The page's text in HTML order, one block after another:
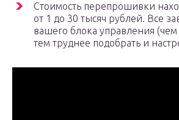
Стоимость перепрошивки
от 1 до 30 тысяч рублей. Все
вашего блока управления
тем труднее подобрать и